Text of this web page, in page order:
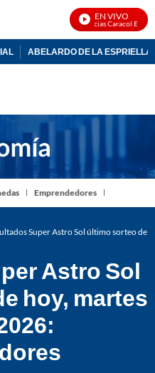
EN VIVO
Noticias Caracol En Vivo
ABELARDO DE LA ESPRIELLA
Emprendedores
Super Astro Sol último sorteo de
Astro Sol
hoy, martes